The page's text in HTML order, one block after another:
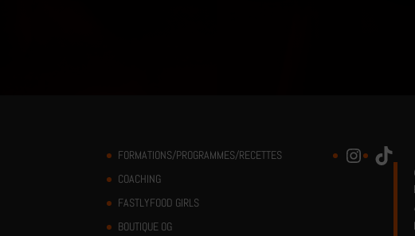
FORMATIONS/PROGRAMMES/RECETTES
COACHING
FASTLYFOOD GIRLS
BOUTIQUE OG
Instagram TikTok